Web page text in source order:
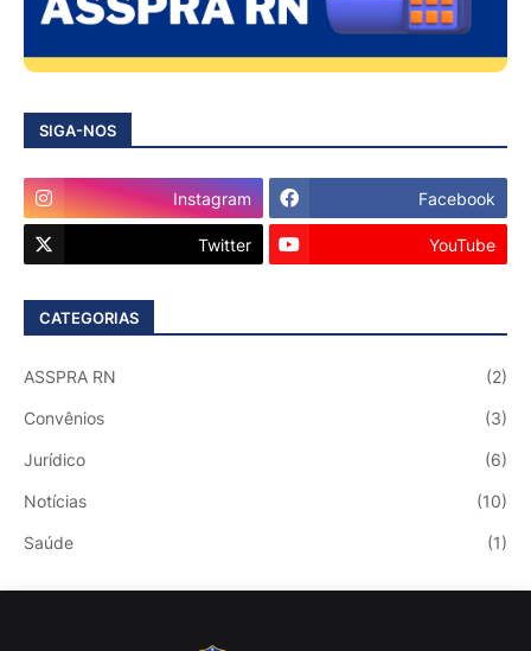
SIGA-NOS
Instagram Facebook
Twitter YouTube
CATEGORIAS
ASSPRA RN (2)
Convênios (3)
Jurídico (6)
Notícias (10)
Saúde (1)